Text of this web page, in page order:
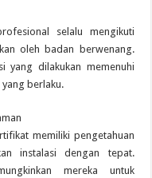
selalu mengikuti
oleh badan berwenang.
yang dilakukan memenuhi
berlaku.
memiliki pengetahuan
instalasi dengan tepat.
mereka untuk